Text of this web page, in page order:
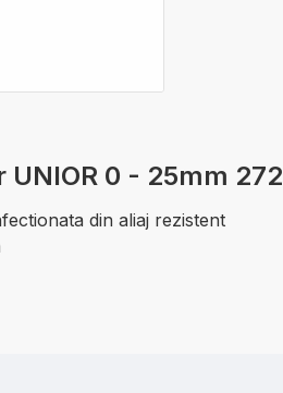
0 - 25mm 272
din aliaj rezistent